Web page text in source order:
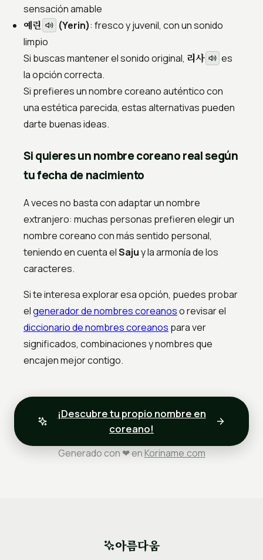
sensación amable
예린 (Yerin): fresco y juvenil, con un sonido
limpio
Si buscas mantener el sonido original, 리사
es
la opción correcta.
Si prefieres un nombre coreano auténtico con
una estética parecida, estas alternativas pueden
darte buenas ideas.
Si quieres un nombre coreano real según
tu fecha de nacimiento
A veces no basta con adaptar un nombre
extranjero: muchas personas prefieren elegir un
nombre coreano con más sentido personal,
teniendo en cuenta elSajuy la armonía de los
caracteres.
Si te interesa explorar esa opción, puedes probar
elgenerador de nombres coreanoso revisar el
diccionario de nombres coreanos para ver
significados, combinaciones y nombres que
encajen mejor contigo.
¡Descubre tu propio nombre en
coreano!
Generado con ❤ en Koriname.com
아름다움